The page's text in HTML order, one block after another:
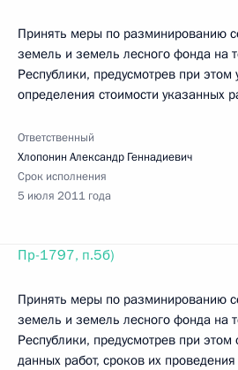
Принять меры по разминированию
земель и земель лесного фонда на
Республики, предусмотрев при
определения стоимости указанных
Ответственный
Хлопонин Александр Геннадиевич
Срок исполнения
5 июля 2011 года
Пр-1797, п.5б)
Принять меры по разминированию
земель и земель лесного фонда на
Республики, предусмотрев при
данных работ, сроков их